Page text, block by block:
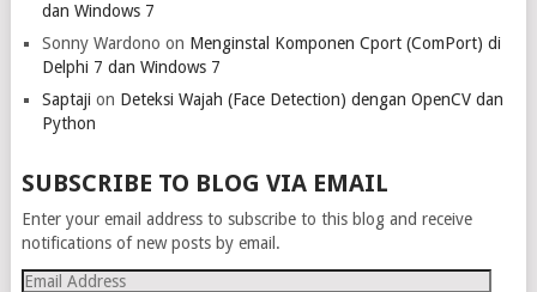
dan Windows 7
Sonny Wardono on Menginstal Komponen Cport (ComPort) di
Delphi 7 dan Windows 7
Saptaji on Deteksi Wajah (Face Detection) dengan OpenCV dan
Python
SUBSCRIBE TO BLOG VIA EMAIL
Enter your email address to subscribe to this blog and receive
notifications of new posts by email.
Email